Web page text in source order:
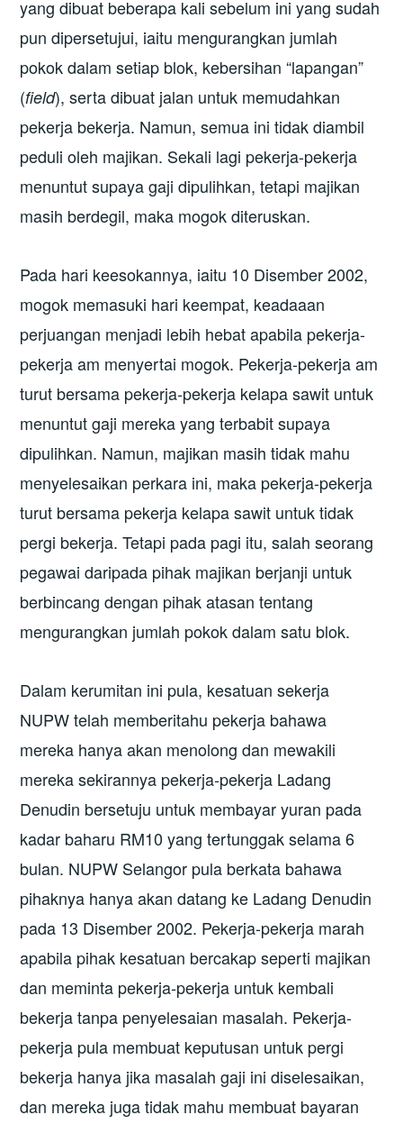
yang dibuat beberapa kali sebelum ini yang sudah
pun dipersetujui, iaitu mengurangkan jumlah
pokok dalam setiap blok, kebersihan “lapangan”
(field), serta dibuat jalan untuk memudahkan
pekerja bekerja. Namun, semua ini tidak diambil
peduli oleh majikan. Sekali lagi pekerja-pekerja
menuntut supaya gaji dipulihkan, tetapi majikan
masih berdegil, maka mogok diteruskan.
Pada hari keesokannya, iaitu 10 Disember 2002,
mogok memasuki hari keempat, keadaaan
perjuangan menjadi lebih hebat apabila pekerja-
pekerja am menyertai mogok. Pekerja-pekerja am
turut bersama pekerja-pekerja kelapa sawit untuk
menuntut gaji mereka yang terbabit supaya
dipulihkan. Namun, majikan masih tidak mahu
menyelesaikan perkara ini, maka pekerja-pekerja
turut bersama pekerja kelapa sawit untuk tidak
pergi bekerja. Tetapi pada pagi itu, salah seorang
pegawai daripada pihak majikan berjanji untuk
berbincang dengan pihak atasan tentang
mengurangkan jumlah pokok dalam satu blok.
Dalam kerumitan ini pula, kesatuan sekerja
NUPW telah memberitahu pekerja bahawa
mereka hanya akan menolong dan mewakili
mereka sekirannya pekerja-pekerja Ladang
Denudin bersetuju untuk membayar yuran pada
kadar baharu RM10 yang tertunggak selama 6
bulan. NUPW Selangor pula berkata bahawa
pihaknya hanya akan datang ke Ladang Denudin
pada 13 Disember 2002. Pekerja-pekerja marah
apabila pihak kesatuan bercakap seperti majikan
dan meminta pekerja-pekerja untuk kembali
bekerja tanpa penyelesaian masalah. Pekerja-
pekerja pula membuat keputusan untuk pergi
bekerja hanya jika masalah gaji ini diselesaikan,
dan mereka juga tidak mahu membuat bayaran